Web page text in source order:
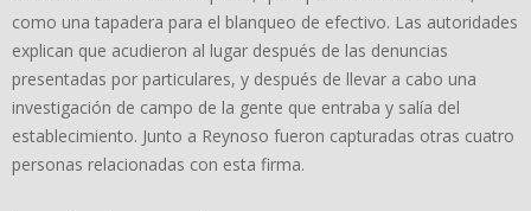
como una tapadera para el blanqueo de efectivo. Las autoridades
explican que acudieron al lugar después de las denuncias
presentadas por particulares, y después de llevar a cabo una
investigación de campo de la gente que entraba y salía del
establecimiento. Junto a Reynoso fueron capturadas otras cuatro
personas relacionadas con esta firma.